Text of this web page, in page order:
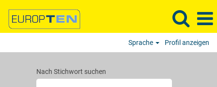
Sprache Profil anzeigen
Nach Stichwort suchen